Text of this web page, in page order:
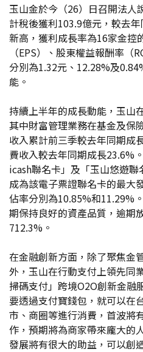
玉山金於今（26）日召開法人
計稅後獲利103.9億元，較去
新高，獲利成長率為16家金控
（EPS）、股東權益報酬率（
分別為1.32元、12.28%及
能。
持續上半年的成長動能，玉山
其中財富管理業務在基金及保
收入累計前三季較去年同期成
費收入較去年同期成長23.6%
icash聯名卡」及「玉山悠遊
成為該電子票證聯名卡的最大
佔率分別為10.85%和11.29%
期保持良好的資產品質，逾期
712.3%。
在金融創新方面，除了聚焦金
外，玉山在行動支付上領先同
掃碼支付」跨境O2O創新金融
要透過支付寶錢包，就可以在
市、商圈等進行消費，首波將
作，預期將為商家帶來龐大的
發展將有很大的助益，可以創